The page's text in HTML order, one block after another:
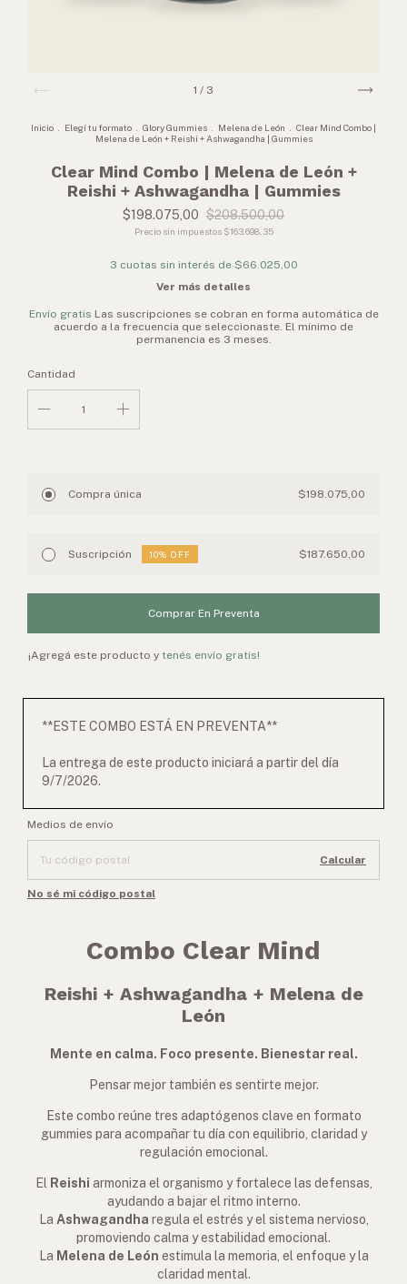
1 / 3
Inicio Elegí tu formato Glory Gummies Melena de León
Clear Mind Combo |
Melena de León + Reishi + Ashwagandha | Gummies
Clear Mind Combo | Melena de León +
Reishi + Ashwagandha | Gummies
$198.075,00 $208.500,00
Precio sin impuestos $163.698,35
3 cuotas sin interés de $66.025,00
Ver más detalles
Envío gratis
Cantidad
Compra única $198.075,00
Suscripción 10% OFF $187.650,00
¡Agregá este producto y tenés envío gratis!
**ESTE COMBO ESTÁ EN PREVENTA**
La entrega de este producto iniciará a partir del día
9/7/2026.
Entregas para el CP:
Medios de envío
Calcular
No sé mi código postal
Combo Clear Mind
Reishi + Ashwagandha + Melena de
León
Mente en calma. Foco presente. Bienestar real.
Pensar mejor también es sentirte mejor.
Este combo reúne tres adaptógenos clave en formato
gummies para acompañar tu día con equilibrio, claridad y
regulación emocional.
El Reishi armoniza el organismo y fortalece las defensas,
ayudando a bajar el ritmo interno.
La Ashwagandha regula el estrés y el sistema nervioso,
promoviendo calma y estabilidad emocional.
La Melena de León estimula la memoria, el enfoque y la
claridad mental.